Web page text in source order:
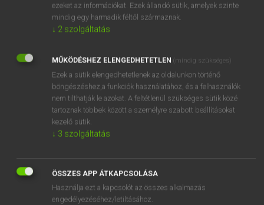
abandoned
SZOTAR.NET APPLIKÁCIÓ
ONLINE NYELVVIZSGA
ezeket az információkat. Ezek állandó sütik, amelyek szinte
mindig egy harmadik féltől származnak.
↓ 2 szolgáltatás
MŰKÖDÉSHEZ ELENGEDHETETLEN (mindig szükséges)
Ezek a sütik elengedhetetlenek az oldalunkon történő
böngészéshez,a funkciók használatához, és a felhasználók
nem tilthatják le azokat. A feltétlenül szükséges sütik közé
tartoznak többek között a személyre szabott beállításokat
kezelő sütik.
↓ 3 szolgáltatás
ÖSSZES APP ÁTKAPCSOLÁSA
Használja ezt a kapcsolót az összes alkalmazás
engedélyezéséhez/letiltásához.